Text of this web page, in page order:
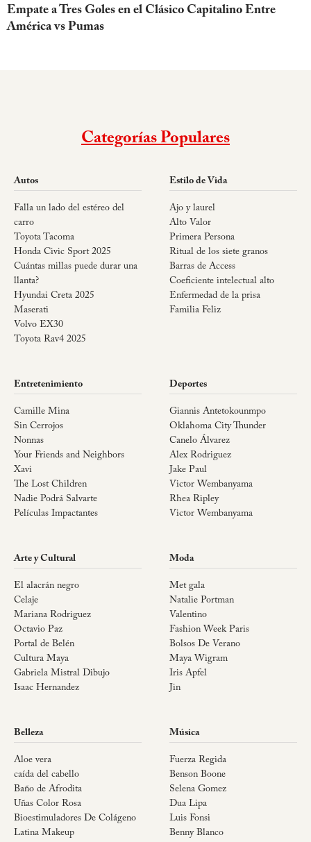
Empate a Tres Goles en el Clásico Capitalino Entre
América vs Pumas
Categorías Populares
Autos
Falla un lado del estéreo del
carro
Toyota Tacoma
Honda Civic Sport 2025
Cuántas millas puede durar una
llanta?
Hyundai Creta 2025
Maserati
Volvo EX30
Toyota Rav4 2025
Estilo de Vida
Ajo y laurel
Alto Valor
Primera Persona
Ritual de los siete granos
Barras de Access
Coeficiente intelectual alto
Enfermedad de la prisa
Familia Feliz
Entretenimiento
Camille Mina
Sin Cerrojos
Nonnas
Your Friends and Neighbors
Xavi
The Lost Children
Nadie Podrá Salvarte
Películas Impactantes
Deportes
Giannis Antetokounmpo
Oklahoma City Thunder
Canelo Álvarez
Alex Rodriguez
Jake Paul
Victor Wembanyama
Rhea Ripley
Victor Wembanyama
Arte y Cultural
El alacrán negro
Celaje
Mariana Rodriguez
Octavio Paz
Portal de Belén
Cultura Maya
Gabriela Mistral Dibujo
Isaac Hernandez
Moda
Met gala
Natalie Portman
Valentino
Fashion Week Paris
Bolsos De Verano
Maya Wigram
Iris Apfel
Jin
Belleza
Aloe vera
caída del cabello
Baño de Afrodita
Uñas Color Rosa
Bioestimuladores De Colágeno
Latina Makeup
Música
Fuerza Regida
Benson Boone
Selena Gomez
Dua Lipa
Luis Fonsi
Benny Blanco